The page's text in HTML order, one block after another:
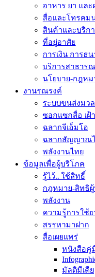
อาหาร ยา แล
สื่อและโทรคม
สินค้าและบริก
ที่อยู่อาศัย
การเงิน การธ
บริการสาธาร
นโยบาย-กฎหม
งานรณรงค์
ระบบขนส่งมว
ซอกแซกสื่อ เฝ้
ฉลากจีเอ็มโอ
ฉลากสัญญาณไ
พลังงานไทย
ข้อมูลเพื่อผู้บริโภค
รู้ไว้.. ใช้สิทธิ์
กฎหมาย-สิทธิ
พลังงาน
ความรู้การใช้ย
สรรหามาฝาก
สื่อเผยแพร่
หนังสือคู่
มัลติมีเดีย